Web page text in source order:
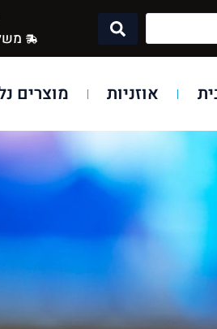
אוזניות מוצרים